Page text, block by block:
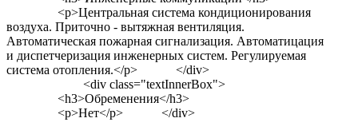
<p>Центральная система кондиционирования
воздуха. Приточно - вытяжная вентиляция.
Автоматическая пожарная сигнализация. Автоматицация
и диспетчеризация инженерных систем. Регулируемая
система отопления.</p> </div>
<div class="textInnerBox">
<h3>Обременения</h3>
<p>Нет</p> </div>